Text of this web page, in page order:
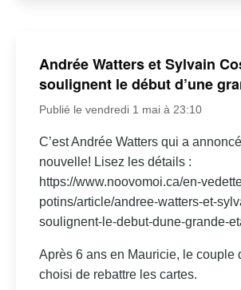
Andrée Watters et Sylvain
soulignent le début d’une
Publié le vendredi 1 mai à 23:10
C’est Andrée Watters qui a
nouvelle! Lisez les détails :
https://www.noovomoi.ca/en-
potins/article/andree-watters-et-
soulignent-le-debut-dune-grande-
Après 6 ans en Mauricie, le couple
choisi de rebattre les cartes.